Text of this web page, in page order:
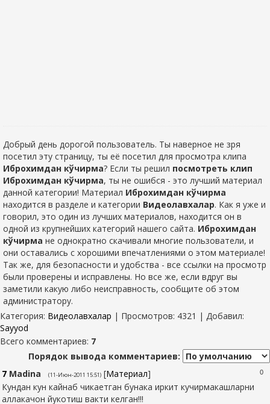
Добрый день дорогой пользователь. Ты наверное не зря
посетил эту страницу, ты её посетил для просмотра клипа
Иброхимдан кўчирма? Если ты решил посмотреть клип
Иброхимдан кўчирма, ты не ошибся - это лучший материал
данной категории! Материал Иброхимдан кўчирма
находится в разделе и категории Видеолавхалар. Как я уже и
говорил, это один из лучших материалов, находится он в
одной из крупнейших категорий нашего сайта. Иброхимдан
кўчирма не однократно скачивали многие пользователи, и
они оставались с хорошими впечатлениями о этом материале!
Так же, для безопасности и удобства - все ссылки на просмотр
были проверены и исправлены. Но все же, если вдруг вы
заметили какую либо неисправность, сообщите об этом
администратору.
Категория: Видеолавхалар | Просмотров: 4321 | Добавил:
Sayyod
Всего комментариев: 7
Порядок вывода комментариев:
0
7 Madina (11-Июн-2011 15:51) [Материал]
Кундан кун кайнаб чикаетган бунака иркит кучирмакашларни
аллакачон йукотиш вакти келган!!!